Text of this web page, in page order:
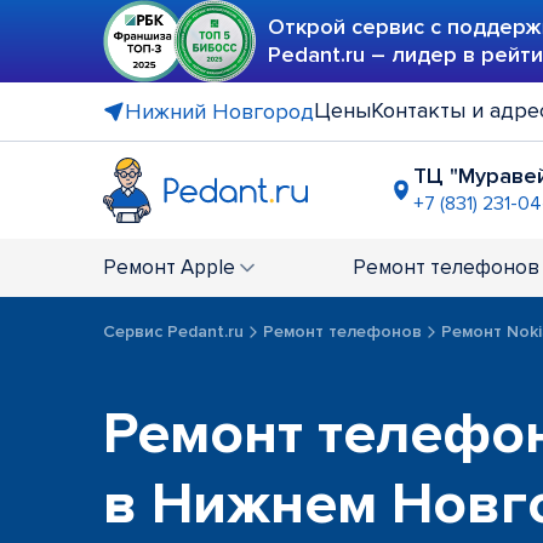
Открой сервис с
Pedant.ru – лидер в
Нижний НовгородЦеныКонтакты и
ТЦ
+7 (831) 231-
+7 (831)
ТРЦ "РИО"
+7 (831)
Ремонт Apple Ремонт телефонов
Сервис Pedant.ru Ремонт телефонов Ремонт
Ремонт
в Нижнем